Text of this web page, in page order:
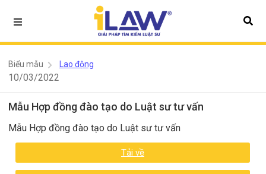
Biểu mẫu Lao động
10/03/2022
Mẫu Hợp đồng đào tạo do Luật sư tư vấn
Mẫu Hợp đồng đào tạo do Luật sư tư vấn
Tải về